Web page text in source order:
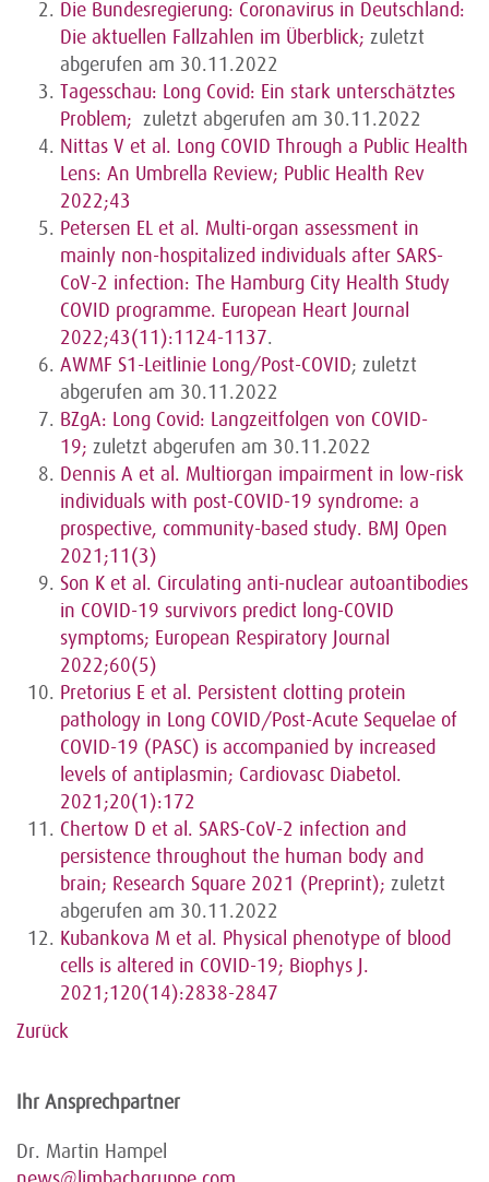
Die Bundesregierung: Coronavirus in Deutschland:
Die aktuellen Fallzahlen im Überblick; zuletzt
abgerufen am 30.11.2022
Tagesschau: Long Covid: Ein stark unterschätztes
Problem; zuletzt abgerufen am 30.11.2022
Nittas V et al. Long COVID Through a Public Health
Lens: An Umbrella Review; Public Health Rev
2022;43
Petersen EL et al. Multi-organ assessment in
mainly non-hospitalized individuals after SARS-
CoV-2 infection: The Hamburg City Health Study
COVID programme. European Heart Journal
2022;43(11):1124-1137.
AWMF S1-Leitlinie Long/Post-COVID; zuletzt
abgerufen am 30.11.2022
BZgA: Long Covid: Langzeitfolgen von COVID-
19; zuletzt abgerufen am 30.11.2022
Dennis A et al. Multiorgan impairment in low-risk
individuals with post-COVID-19 syndrome: a
prospective, community-based study. BMJ Open
2021;11(3)
Son K et al. Circulating anti-nuclear autoantibodies
in COVID-19 survivors predict long-COVID
symptoms; European Respiratory Journal
2022;60(5)
Pretorius E et al. Persistent clotting protein
pathology in Long COVID/Post-Acute Sequelae of
COVID-19 (PASC) is accompanied by increased
levels of antiplasmin; Cardiovasc Diabetol.
2021;20(1):172
Chertow D et al. SARS-CoV-2 infection and
persistence throughout the human body and
brain; Research Square 2021 (Preprint); zuletzt
abgerufen am 30.11.2022
Kubankova M et al. Physical phenotype of blood
cells is altered in COVID-19; Biophys J.
2021;120(14):2838-2847
Zurück
Ihr Ansprechpartner
Dr. Martin Hampel